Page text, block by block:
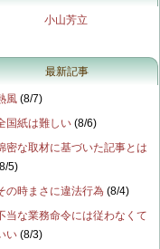
小山芳立
最新記事
風 (8/7)
国紙は難しい (8/6)
密な取材に基づいた記事とは
8/5)
の時まさに違法行為 (8/4)
当な業務命令には従わなくて
い (8/3)